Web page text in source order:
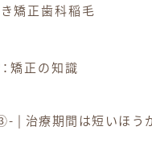
矯正歯科稲毛
矯正の知識
| 治療期間は短いほう